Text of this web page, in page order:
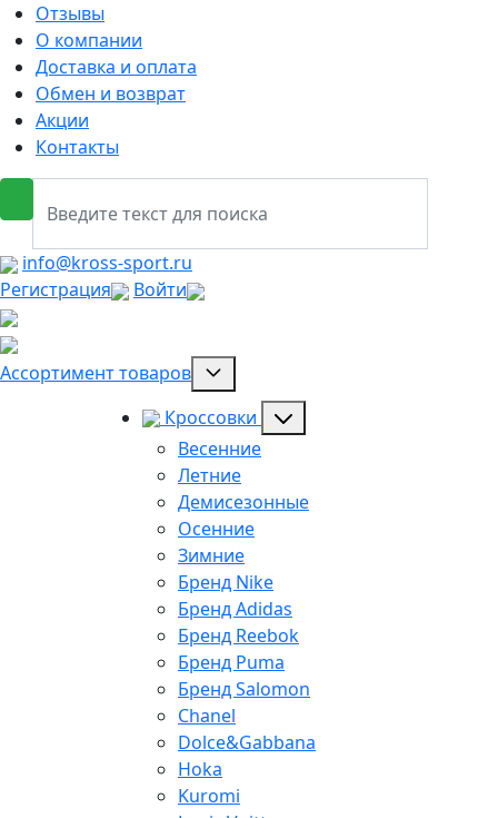
Отзывы
О компании
Доставка и оплата
Обмен и возврат
Акции
Контакты
info@kross-sport.ru
Регистрация
Войти
Ассортимент товаров
Кроссовки
Весенние
Летние
Демисезонные
Осенние
Зимние
Бренд Nike
Бренд Adidas
Бренд Reebok
Бренд Puma
Бренд Salomon
Chanel
Dolce&Gabbana
Hoka
Kuromi